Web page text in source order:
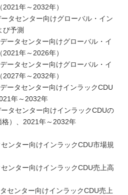
年～2032年）
タセンター向けグローバル・イン
び予測
ータセンター向けグローバル・イ
年～2026年）
ータセンター向けグローバル・イ
年～2032年）
ータセンター向けインラックCDU
年～2032年
タセンター向けインラックCDUの
）、2021年～2032年
ンター向けインラックCDU市場規
ンター向けインラックCDU売上高
センター向けインラックCDU売上